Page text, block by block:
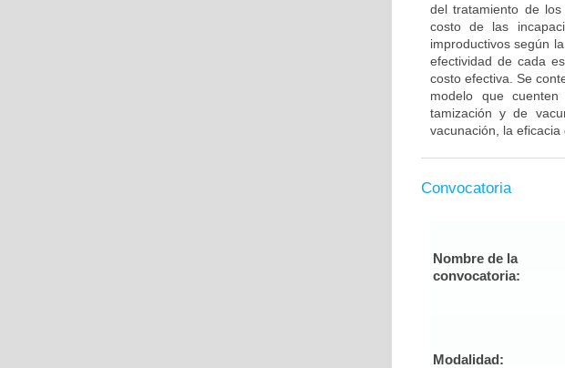
del tratamiento de
costo de las
improductivos según
efectividad de cada
costo efectiva. Se
modelo que
tamización y de
vacunación, la
Convocatoria
Nombre de la
convocatoria:
Modalidad: